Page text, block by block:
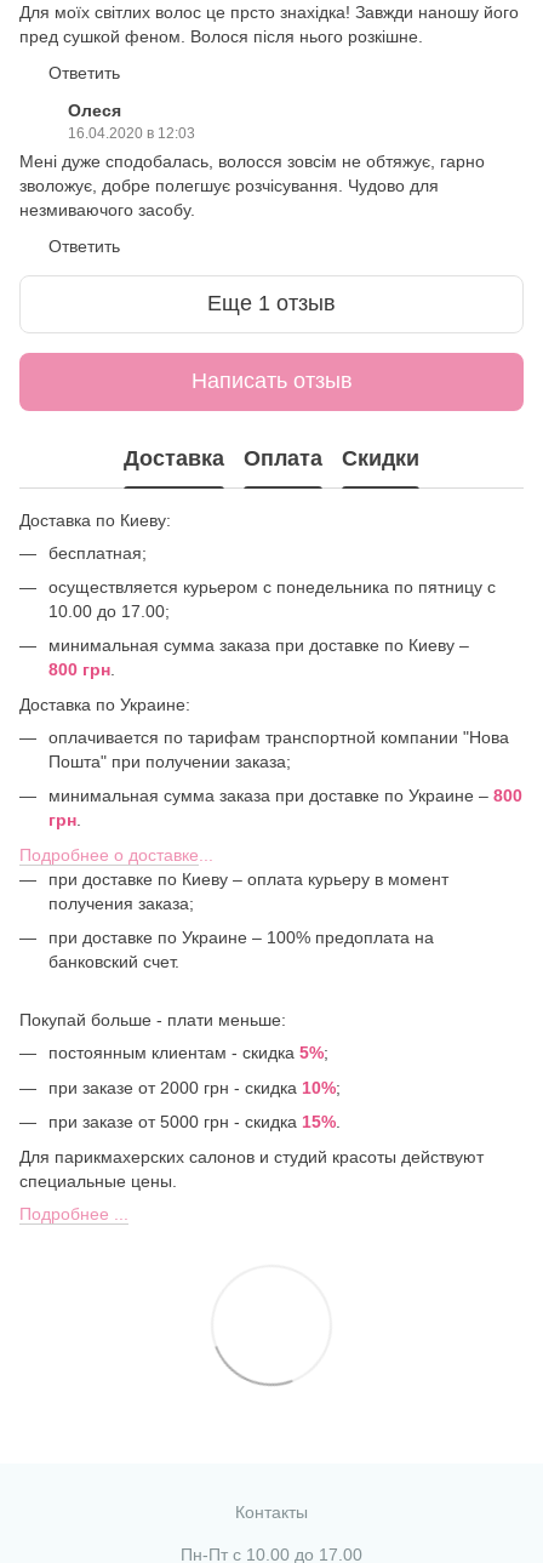
Для моїх світлих волос це прсто знахідка! Завжди наношу його
пред сушкой феном. Волося після нього розкішне.
Ответить
Олеся
16.04.2020 в 12:03
Мені дуже сподобалась, волосся зовсім не обтяжує, гарно
зволожує, добре полегшує розчісування. Чудово для
незмиваючого засобу.
Ответить
Еще 1 отзыв
Написать отзыв
Доставка Оплата Скидки
Доставка по Киеву:
бесплатная;
осуществляется курьером с понедельника по пятницу с
10.00 до 17.00;
минимальная сумма заказа при доставке по Киеву –
800 грн.
Доставка по Украине:
оплачивается по тарифам транспортной компании "Нова
Пошта" при получении заказа;
минимальная сумма заказа при доставке по Украине – 800
грн
Подробнее о доставке
при доставке по Киеву – оплата курьеру в момент
получения заказа;
при доставке по Украине – 100% предоплата на
банковский счет.
Покупай больше - плати меньше:
постоянным клиентам - скидка 5%;
при заказе от 2000 грн - скидка 10%;
при заказе от 5000 грн - скидка 15%
Для парикмахерских салонов и студий красоты действуют
специальные цены.
Подробнее ...
Контакты
Пн-Пт с 10.00 до 17.00